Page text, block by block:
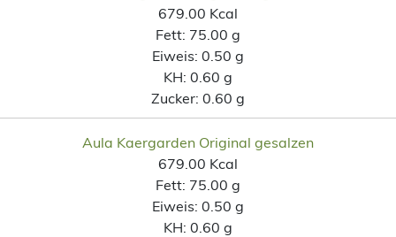
679.00 Kcal
Fett: 75.00 g
Eiweis: 0.50 g
KH: 0.60 g
Zucker: 0.60 g
Aula Kaergarden Original gesalzen
679.00 Kcal
Fett: 75.00 g
Eiweis: 0.50 g
KH: 0.60 g